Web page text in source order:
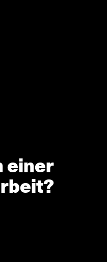
einer